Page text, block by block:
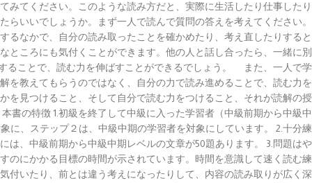
てください。このような読み方だと、実際に生活したり仕事したり
いいでしょうか。まず一人で読んで質問の答えを考えてください。
なかで、自分の読み取ったことを確かめたり、考え直したりすると
ころにも気付くことができます。他の人と話し合ったら、一緒に別
ることで、読む力を伸ばすことができるでしょう。 また、一人で学
を教えてもらうのではなく、自分の力で読み進めることで、読む力を
見つけること、そして自分で読む力をつけること、それが読解の授
の特徴 1.初級を終了して中級に入った学習者（中級前期から中級中
、ステップ２は、中級中期の学習者を対象にしています。 2.十分練
は、中級前期から中級中期レベルの文章が50題あります。 3.問題はや
のにかかる目標の時間が示されています。時間を意識して速く読む練
付いたり、前とは違う考えになったりして、内容の読み取りが広く深